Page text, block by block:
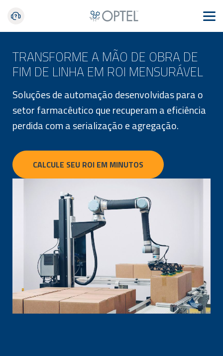
TRANSFORME A MÃO DE OBRA DE
FIM DE LINHA EM ROI MENSURÁVEL
Soluções de automação desenvolvidas para o
setor farmacêutico que recuperam a eficiência
perdida com a serialização e agregação.
CALCULE SEU ROI EM MINUTOS